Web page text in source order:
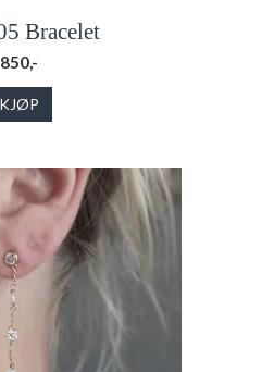
Bracelet
850,-
KJØP